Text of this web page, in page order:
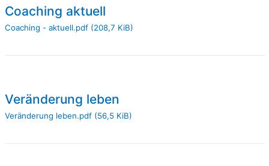
Coaching aktuell
Coaching - aktuell.pdf (208,7 KiB)
Veränderung leben
Veränderung leben.pdf (56,5 KiB)